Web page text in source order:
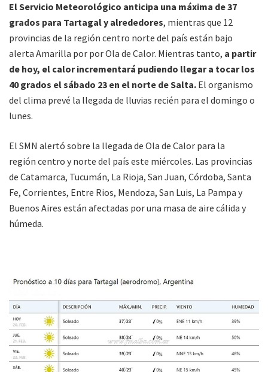
El Servicio Meteorológico anticipa una máxima de 37
grados para Tartagal y alrededores, mientras que 12
provincias de la región centro norte del país están bajo
alerta Amarilla por por Ola de Calor. Mientras tanto, a partir
de hoy, el calor incrementará pudiendo llegar a tocar los
40 grados el sábado 23 en el norte de Salta. El organismo
del clima prevé la llegada de lluvias recién para el domingo o
lunes.
El SMN alertó sobre la llegada de Ola de Calor para la
región centro y norte del país este miércoles. Las provincias
de Catamarca, Tucumán, La Rioja, San Juan, Córdoba, Santa
Fe, Corrientes, Entre Rios, Mendoza, San Luis, La Pampa y
Buenos Aires están afectadas por una masa de aire cálida y
húmeda.